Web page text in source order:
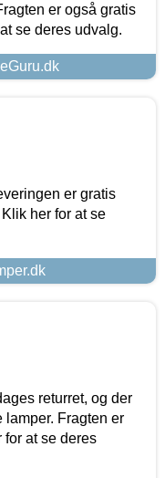
er også gratis
se deres udvalg.
er gratis
her for at se
returret, og der
Fragten er
for at se deres